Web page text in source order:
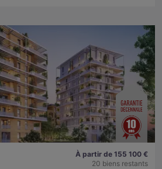
À partir de 155 100 €
20 biens restants